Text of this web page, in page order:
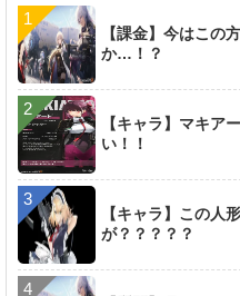
【課金】今はこの
か…！？
【キャラ】マキア
い！！
【キャラ】この人
が？？？？？